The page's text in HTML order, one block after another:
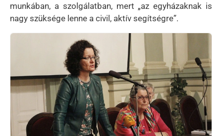
munkában, a szolgálatban, mert „az egyházaknak is
nagy szüksége lenne a civil, aktív segítségre”.
Kép